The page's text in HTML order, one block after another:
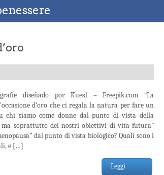
diseñado por Kues1 – Freepik.com “La
d’oro che ci regala la natura per fare un
chi siamo come donne dal punto di vista della
ma soprattutto dei nostri obiettivi di vita futura”
dal punto di vista biologico? Quali sono i
e […]
Leggi